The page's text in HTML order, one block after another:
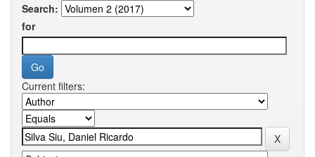
Search:
for
Current filters: